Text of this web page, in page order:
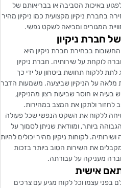
באיכות הסביבה או בבריאותם של
בחברת ניקיון מקצועית כמו ניקיון מהיר
המגורים ומביאה לשקט נפשי.
חברת ניקיון
בבחירת חברת ניקיון היא
לוקחת על שירותיה. חברת ניקיון
לתת ללקוח תחושת ביטחון על ידי כך
מלאה על הניקיון שביצעה. משמעות הדבר
בעיה או חוסר שביעות רצון מהניקיון,
לחזור ולתקן את המצב במהירות.
ללקוח את השקט הנפשי שכל פעולה
ביותר, ומוודאת שניתן לסמוך על
לקוחות ניקיון מהיר יכולים להיות
את השירות הטוב ביותר בזכות
מעניקה על עבודתה.
אישית
בפני עצמו וכל לקוח מגיע עם צרכים